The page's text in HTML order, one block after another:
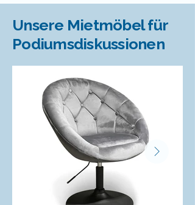
Unsere Mietmöbel für
Podiumsdiskussionen